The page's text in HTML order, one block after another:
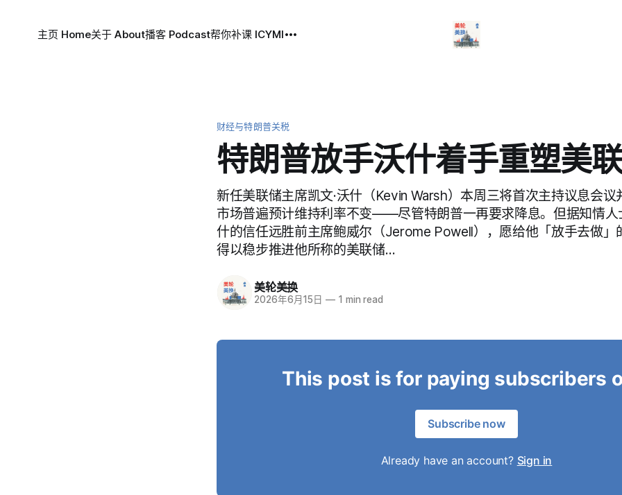
主页 Home关于 About播客 Podcast帮你补课 ICYMI
财经与特朗普关税
特朗普放手沃什着手重塑美
新任美联储主席凯文·沃什（Kevin Warsh）本周三将首次主持议息会议
市场普遍预计维持利率不变——尽管特朗普一再要求降息。但据知情人
什的信任远胜前主席鲍威尔（Jerome Powell），愿给他「放手去做」
得以稳步推进他所称的美联储…
美轮美换
2026年6月15日 — 1 min read
This post is for paying subscribers
Subscribe now
Already have an account? Sign in